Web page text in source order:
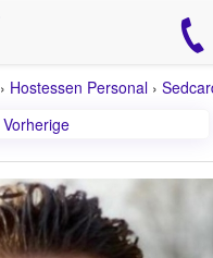
› Hostessen Personal ›
Vorherige